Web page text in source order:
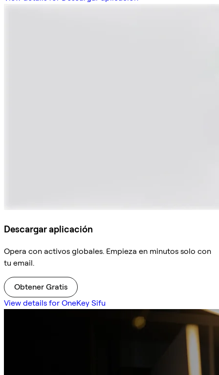
Descargar aplicación
Opera con activos globales. Empieza en minutos solo con
tu email.
Obtener Gratis
View details for OneKey Sifu